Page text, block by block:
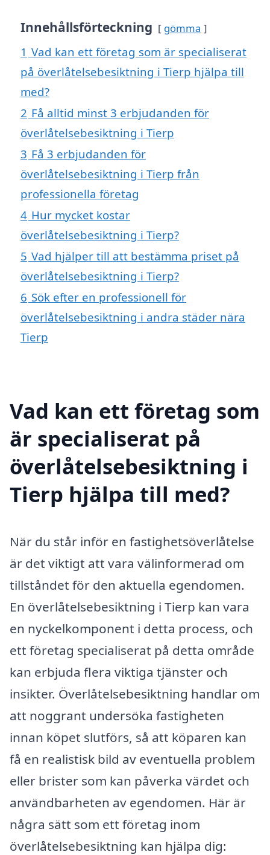
Innehållsförteckning gömma
1 Vad kan ett företag som är specialiserat
på överlåtelsebesiktning i Tierp hjälpa till
med?
2 Få alltid minst 3 erbjudanden för
överlåtelsebesiktning i Tierp
3 Få 3 erbjudanden för
överlåtelsebesiktning i Tierp från
professionella företag
4 Hur mycket kostar
överlåtelsebesiktning i Tierp?
5 Vad hjälper till att bestämma priset på
överlåtelsebesiktning i Tierp?
6 Sök efter en professionell för
överlåtelsebesiktning i andra städer nära
Tierp
Vad kan ett företag som
är specialiserat på
överlåtelsebesiktning i
Tierp hjälpa till med?
När du står inför en fastighetsöverlåtelse
är det viktigt att vara välinformerad om
tillståndet för den aktuella egendomen.
En överlåtelsebesiktning i Tierp kan vara
en nyckelkomponent i detta process, och
ett företag specialiserat på detta område
kan erbjuda flera viktiga tjänster och
insikter. Överlåtelsebesiktning handlar om
att noggrant undersöka fastigheten
innan köpet slutförs, så att köparen kan
få en realistisk bild av eventuella problem
eller brister som kan påverka värdet och
användbarheten av egendomen. Här är
några sätt som ett företag inom
överlåtelsebesiktning kan hjälpa dig: